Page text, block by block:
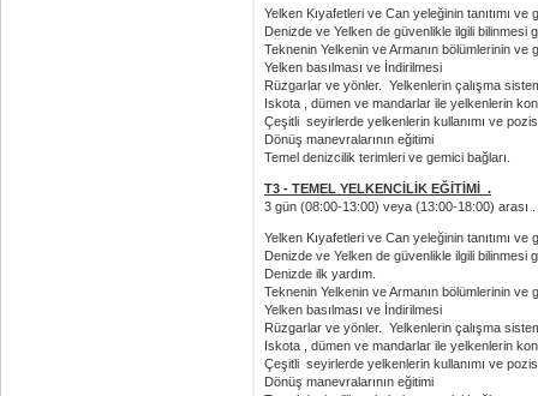
Yelken Kıyafetleri ve Can yeleğinin tanıtımı ve
Denizde ve Yelken de güvenlikle ilgili bilinmesi
Teknenin Yelkenin ve Armanın bölümlerinin ve
Yelken basılması ve İndirilmesi
Rüzgarlar ve yönler. Yelkenlerin çalışma
Iskota , dümen ve mandarlar ile yelkenlerin
Çeşitli seyirlerde yelkenlerin kullanımı ve
Dönüş manevralarının eğitimi
Temel denizcilik terimleri ve gemici bağları.
T3 - TEMEL YELKENCİLİK EĞİTİMİ .
3 gün (08:00-13:00) veya (13:00-18:00) arası
Yelken Kıyafetleri ve Can yeleğinin tanıtımı ve
Denizde ve Yelken de güvenlikle ilgili bilinmesi
Denizde ilk yardım.
Teknenin Yelkenin ve Armanın bölümlerinin ve
Yelken basılması ve İndirilmesi
Rüzgarlar ve yönler. Yelkenlerin çalışma
Iskota , dümen ve mandarlar ile yelkenlerin
Çeşitli seyirlerde yelkenlerin kullanımı ve
Dönüş manevralarının eğitimi